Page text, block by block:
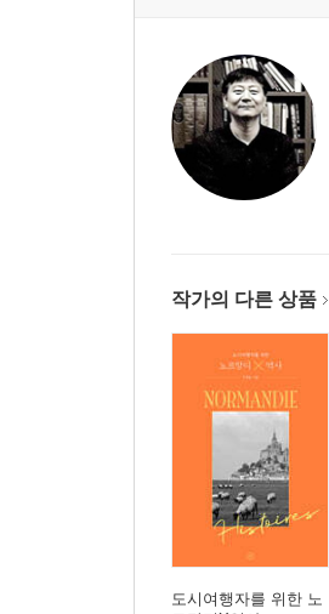
작가의 다른 상품
도시여행자를 위한 노